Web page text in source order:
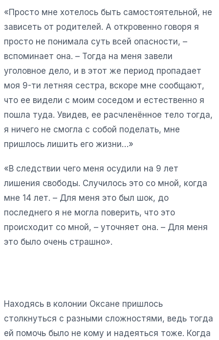
«Просто мне хотелось быть самостоятельной, не
зависеть от родителей. А откровенно говоря я
просто не понимала суть всей опасности, –
вспоминает она. – Тогда на меня завели
уголовное дело, и в этот же период пропадает
моя 9-ти летняя сестра, вскоре мне сообщают,
что ее видели с моим соседом и естественно я
пошла туда. Увидев, ее расчленённое тело тогда,
я ничего не смогла с собой поделать, мне
пришлось лишить его жизни…»
«В следствии чего меня осудили на 9 лет
лишения свободы. Случилось это со мной, когда
мне 14 лет. – Для меня это был шок, до
последнего я не могла поверить, что это
происходит со мной, – уточняет она. – Для меня
это было очень страшно».
Находясь в колонии Оксане пришлось
столкнуться с разными сложностями, ведь тогда
ей помочь было не кому и надеяться тоже. Когда